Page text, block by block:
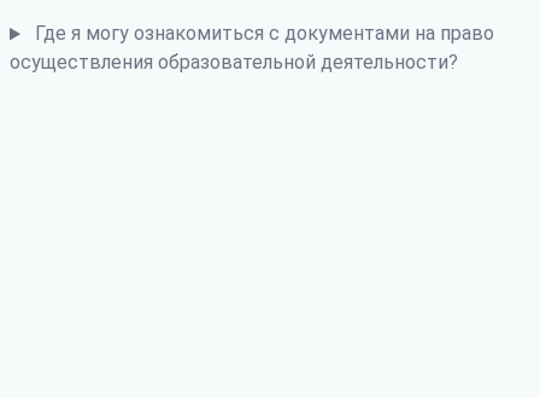
Где я могу ознакомиться с документами на право
осуществления образовательной деятельности?